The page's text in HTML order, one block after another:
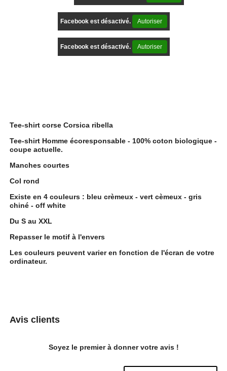
Facebook est désactivé. Autoriser
Facebook est désactivé. Autoriser
Tee-shirt corse Corsica ribella
Tee-shirt Homme écoresponsable - 100% coton biologique -
coupe actuelle.
Manches courtes
Col rond
Existe en 4 couleurs : bleu crèmeux - vert cèmeux - gris
chiné - off white
Du S au XXL
Repasser le motif à l'envers
Les couleurs peuvent varier en fonction de l'écran de votre
ordinateur.
Avis clients
Soyez le premier à donner votre avis !